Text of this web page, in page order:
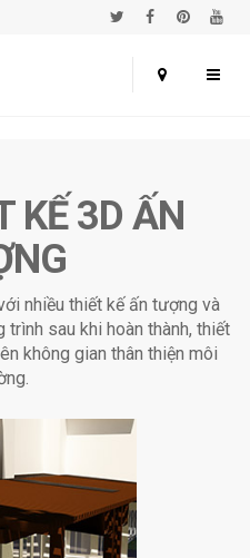
KẾ 3D ẤN
nhiều thiết kế ấn tượng và
sau khi hoàn thành, thiết
không gian thân thiện môi